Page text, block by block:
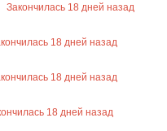
Закончилась 18 дней назад
18 дней назад
18 дней назад
18 дней назад